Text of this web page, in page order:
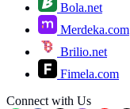
Bola.net
Merdeka.com
Brilio.net
Fimela.com
Connect with Us